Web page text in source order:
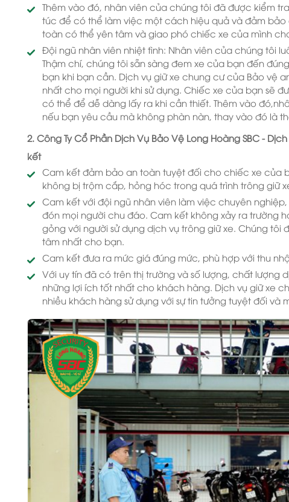
Thêm vào đó, nhân viên của chúng tôi đã được kiểm
túc để có thể làm việc một cách hiệu quả và đảm
toàn có thể yên tâm và giao phó chiếc xe của mình
Đội ngũ nhân viên nhiệt tình: Nhân viên của chúng tôi
Thậm chí, chúng tôi sẵn sàng đem xe của bạn đến
bạn khi bạn cần. Dịch vụ giữ xe chung cư của Bảo vệ
nhất cho mọi người khi sử dụng. Chiếc xe của bạn sẽ
có thể để dễ dàng lấy ra khi cần thiết. Thêm vào
nếu bạn yêu cầu mà không phàn nàn, thay vào đó là
2. Công Ty Cổ Phần Dịch Vụ Bảo Vệ Long Hoàng SBC -
kết
Cam kết đảm bảo an toàn tuyệt đối cho chiếc xe của
không bị trộm cắp, hỏng hóc trong quá trình trông giữ
Cam kết với đội ngũ nhân viên làm việc chuyên
đón mọi người chu đáo. Cam kết không xảy ra trường
gỏng với người sử dụng dịch vụ trông giữ xe. Chúng tôi
tâm nhất cho bạn.
Cam kết đưa ra mức giá đúng mức, phù hợp với thu
Với uy tín đã có trên thị trường và số lượng, chất lượng
những lợi ích tốt nhất cho khách hàng. Dịch vụ giữ xe
nhiều khách hàng sử dụng với sự tin tưởng tuyệt đối và